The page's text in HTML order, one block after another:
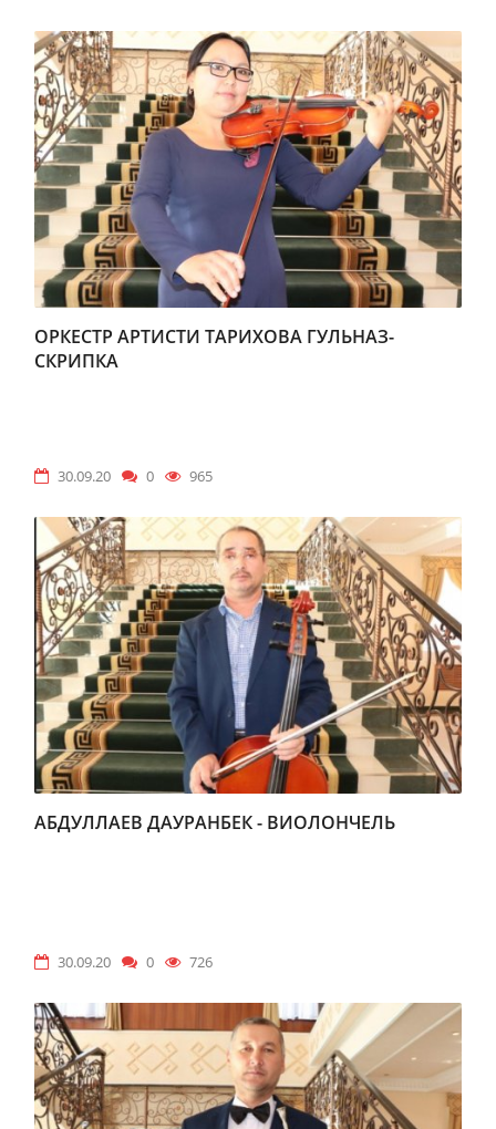
ОРКЕСТР АРТИСТИ ТАРИХОВА ГУЛЬНАЗ-
СКРИПКА
30.09.20 0 965
АБДУЛЛАЕВ ДАУРАНБЕК - ВИОЛОНЧЕЛЬ
30.09.20 0 726